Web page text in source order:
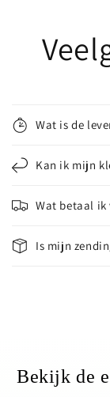
Wat is de
Kan ik mijn
Wat betaal ik
Is mijn
Bekijk de